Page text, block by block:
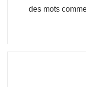
des mots